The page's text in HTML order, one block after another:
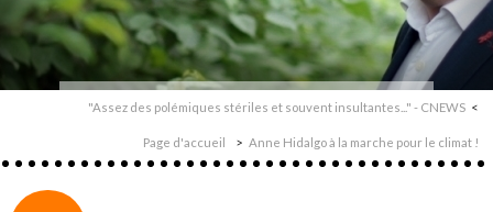
"Assez des polémiques stériles et souvent insultantes..." - CNEWS
Page d'accueil Anne Hidalgo à la marche pour le climat !